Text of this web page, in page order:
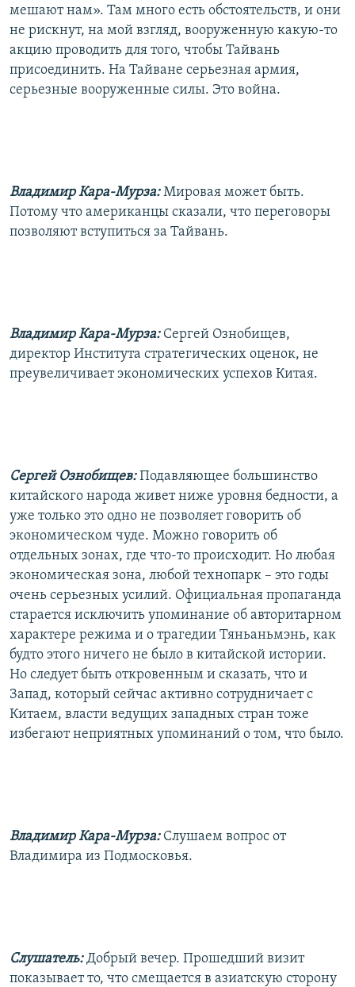
мешают нам». Там много есть обстоятельств, и они
не рискнут, на мой взгляд, вооруженную какую-то
акцию проводить для того, чтобы Тайвань
присоединить. На Тайване серьезная армия,
серьезные вооруженные силы. Это война.
Владимир Кара-Мурза:Мировая может быть.
Потому что американцы сказали, что переговоры
позволяют вступиться за Тайвань.
Владимир Кара-Мурза: Сергей Ознобищев,
директор Института стратегических оценок, не
преувеличивает экономических успехов Китая.
Сергей Ознобищев:Подавляющее большинство
китайского народа живет ниже уровня бедности, а
уже только это одно не позволяет говорить об
экономическом чуде. Можно говорить об
отдельных зонах, где что-то происходит. Но любая
экономическая зона, любой технопарк – это годы
очень серьезных усилий. Официальная пропаганда
старается исключить упоминание об авторитарном
характере режима и о трагедии Тяньаньмэнь, как
будто этого ничего не было в китайской истории.
Но следует быть откровенным и сказать, что и
Запад, который сейчас активно сотрудничает с
Китаем, власти ведущих западных стран тоже
избегают неприятных упоминаний о том, что было.
Владимир Кара-Мурза: Слушаем вопрос от
Владимира из Подмосковья.
Слушатель:Добрый вечер. Прошедший визит
показывает то, что смещается в азиатскую сторону